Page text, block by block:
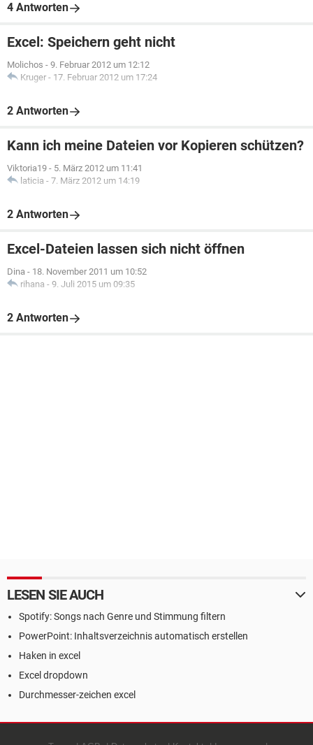
4 Antworten
Excel: Speichern geht nicht
Molichos - 9. Februar 2012 um 12:12
Kruger - 17. Februar 2012 um 17:24
2 Antworten
Kann ich meine Dateien vor Kopieren schützen?
Viktoria19 - 5. März 2012 um 11:41
laticia - 7. März 2012 um 14:19
2 Antworten
Excel-Dateien lassen sich nicht öffnen
Dina - 18. November 2011 um 10:52
rihana - 9. Juli 2015 um 09:35
2 Antworten
LESEN SIE AUCH
Spotify: Songs nach Genre und Stimmung filtern
PowerPoint: Inhaltsverzeichnis automatisch erstellen
Haken in excel
Excel dropdown
Durchmesser-zeichen excel